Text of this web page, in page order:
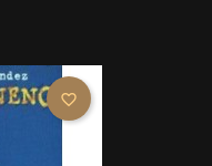
favorite_border